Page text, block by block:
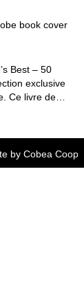
Best – 50
exclusive
Ce livre de…
by Cobea Coop